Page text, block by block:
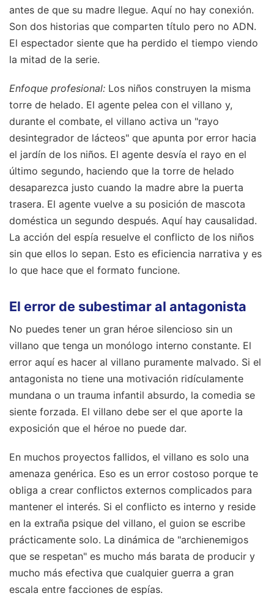
antes de que su madre llegue. Aquí no hay conexión.
Son dos historias que comparten título pero no ADN.
El espectador siente que ha perdido el tiempo viendo
la mitad de la serie.
Enfoque profesional: Los niños construyen la misma
torre de helado. El agente pelea con el villano y,
durante el combate, el villano activa un "rayo
desintegrador de lácteos" que apunta por error hacia
el jardín de los niños. El agente desvía el rayo en el
último segundo, haciendo que la torre de helado
desaparezca justo cuando la madre abre la puerta
trasera. El agente vuelve a su posición de mascota
doméstica un segundo después. Aquí hay causalidad.
La acción del espía resuelve el conflicto de los niños
sin que ellos lo sepan. Esto es eficiencia narrativa y es
lo que hace que el formato funcione.
El error de subestimar al antagonista
No puedes tener un gran héroe silencioso sin un
villano que tenga un monólogo interno constante. El
error aquí es hacer al villano puramente malvado. Si el
antagonista no tiene una motivación ridículamente
mundana o un trauma infantil absurdo, la comedia se
siente forzada. El villano debe ser el que aporte la
exposición que el héroe no puede dar.
En muchos proyectos fallidos, el villano es solo una
amenaza genérica. Eso es un error costoso porque te
obliga a crear conflictos externos complicados para
mantener el interés. Si el conflicto es interno y reside
en la extraña psique del villano, el guion se escribe
prácticamente solo. La dinámica de "archienemigos
que se respetan" es mucho más barata de producir y
mucho más efectiva que cualquier guerra a gran
escala entre facciones de espías.